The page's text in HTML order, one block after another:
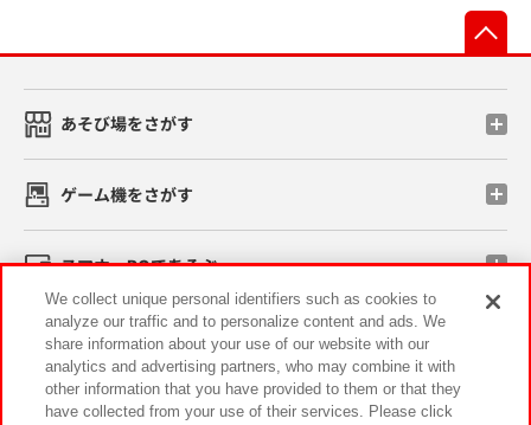
あそび場をさがす
ゲーム機をさがす
スマホ・PCであそぶ
イベント・キャンペーン
We collect unique personal identifiers such as cookies to
analyze our traffic and to personalize content and ads. We
share information about your use of our website with our
analytics and advertising partners, who may combine it with
other information that you have provided to them or that they
have collected from your use of their services. Please click